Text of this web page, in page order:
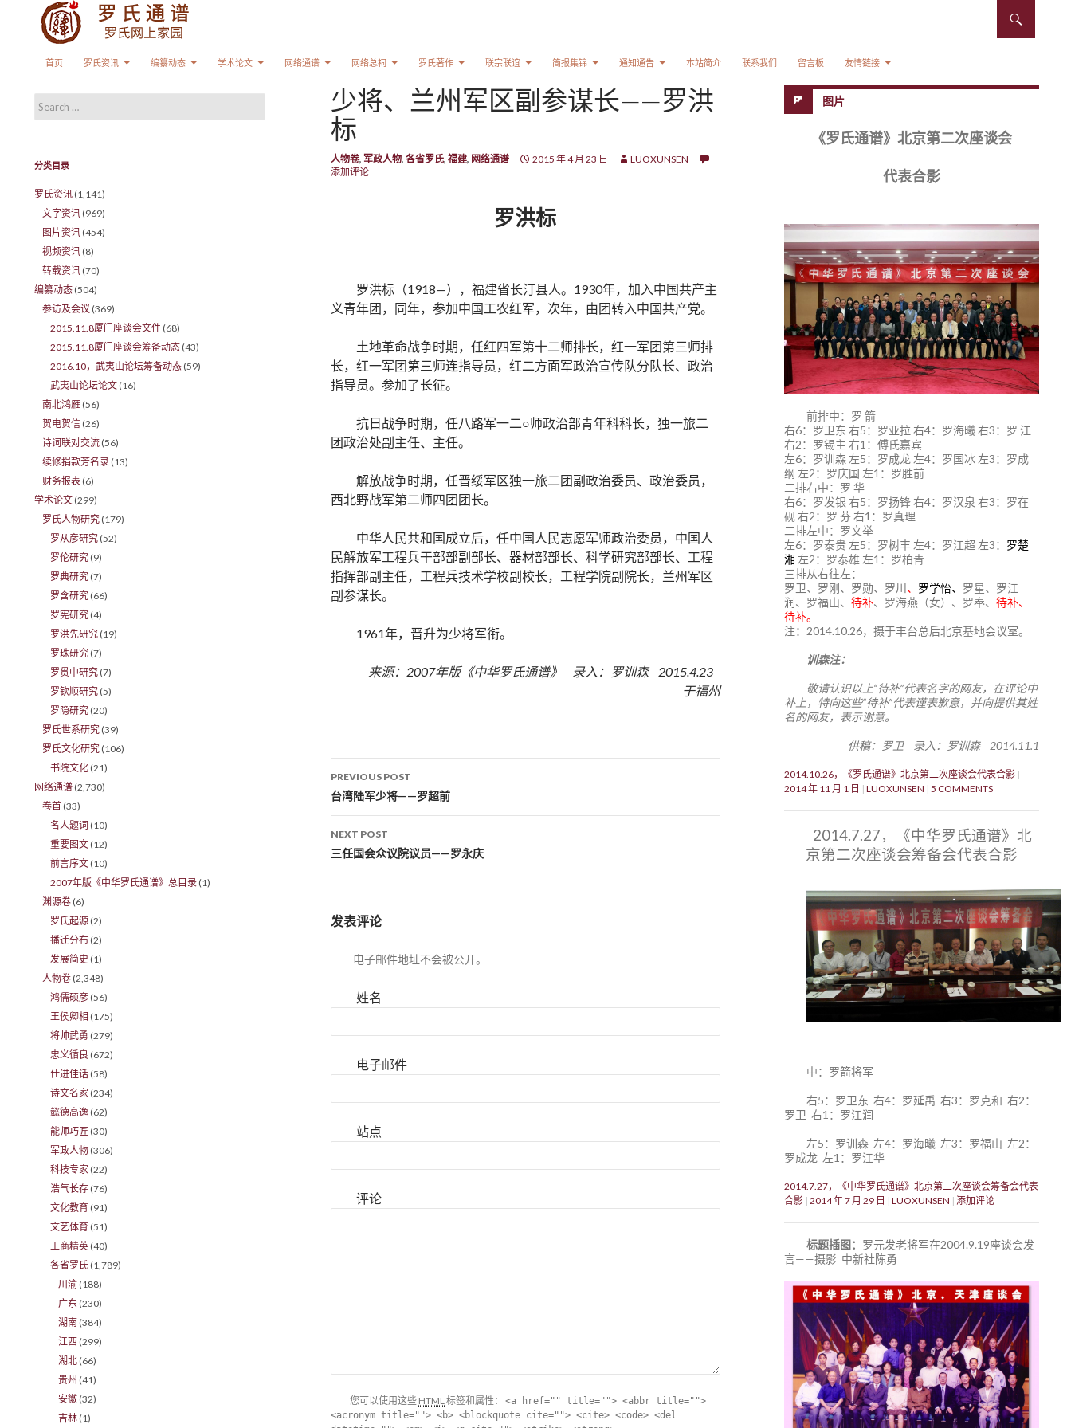
首页
罗氏资讯 编纂动态 学术论文 网络通谱 网络总祠 罗氏著作 联宗联谊 简报集锦 通知通告 本站简介 联系我们 留言板 友情链接
少将、兰州军区副参谋长——罗洪
标
人物卷, 军政人物, 各省罗氏, 福建, 网络通谱 2015 年 4 月 23 日
LUOXUNSEN
添加评论
罗洪标
罗洪标（1918—），福建省长汀县人。1930年，加入中国共产主
义青年团，同年，参加中国工农红军，次年，由团转入中国共产党。
土地革命战争时期，任红四军第十二师排长，红一军团第三师排
长，红一军团第三师连指导员，红二方面军政治宣传队分队长、政治
指导员。参加了长征。
抗日战争时期，任八路军一二○师政治部青年科科长，独一旅二
团政治处副主任、主任。
解放战争时期，任晋绥军区独一旅二团副政治委员、政治委员，
西北野战军第二师四团团长。
中华人民共和国成立后，任中国人民志愿军师政治委员，中国人
民解放军工程兵干部部副部长、器材部部长、科学研究部部长、工程
指挥部副主任，工程兵技术学校副校长，工程学院副院长，兰州军区
副参谋长。
1961年，晋升为少将军衔。
来源：2007年版《中华罗氏通谱》 录入：罗训森 2015.4.23
于福州
Post navigation
PREVIOUS POST
台湾陆军少将——罗超前
NEXT POST
三任国会众议院议员——罗永庆
发表评论
电子邮件地址不会被公开。
姓名
电子邮件
站点
评论
您可以使用这些 HTML标签和属性： <a href="" title=""> <abbr title="">
<acronym title=""> <b> <blockquote cite=""> <cite> <code> <del
图片
《罗氏通谱》北京第二次座谈会
代表合影
前排中：罗 箭
右6：罗卫东 右5：罗亚拉 右4：罗海曦 右3：罗 江
右2：罗锡主 右1：傅氏嘉宾
左6：罗训森 左5：罗成龙 左4：罗国冰 左3：罗成
纲 左2：罗庆国 左1：罗胜前
二排右中：罗 华
右6：罗发银 右5：罗扬锋 右4：罗汉泉 右3：罗在
砚 右2：罗 芬 右1：罗真理
二排左中：罗文举
左6：罗泰贵 左5：罗树丰 左4：罗江超 左3： 罗楚
湘 左2：罗泰雄 左1：罗柏青
三排从右往左：
罗卫、罗刚、罗勋、罗川、 罗学怡、 罗星、罗江
润、罗福山、 待补、罗海燕（女）、罗奉、 待补、
待补。
注：2014.10.26，摄于丰台总后北京基地会议室。
训森注：
敬请认识以上“待补”代表名字的网友，在评论中
补上，特向这些“待补”代表谨表歉意，并向提供其姓
名的网友，表示谢意。
供稿：罗卫 录入：罗训森 2014.11.1
2014.10.26，《罗氏通谱》北京第二次座谈会代表合影
2014 年 11 月 1 日
LUOXUNSEN 5 COMMENTS
2014.7.27，《中华罗氏通谱》北
京第二次座谈会筹备会代表合影
中：罗箭将军
右5：罗卫东 右4：罗延禹 右3：罗克和 右2：
罗卫 右1：罗江润
左5：罗训森 左4：罗海曦 左3：罗福山 左2：
罗成龙 左1：罗江华
2014.7.27，《中华罗氏通谱》北京第二次座谈会筹备会代表
合影 2014 年 7 月 29 日 LUOXUNSEN 添加评论
标题插图： 罗元发老将军在2004.9.19座谈会发
言——摄影 中新社陈勇
Search for:
分类目录
罗氏资讯 (1,141)
文字资讯 (969)
图片资讯 (454)
视频资讯 (8)
转载资讯 (70)
编纂动态 (504)
参访及会议 (369)
2015.11.8厦门座谈会文件 (68)
2015.11.8厦门座谈会筹备动态 (43)
2016.10，武夷山论坛筹备动态 (59)
武夷山论坛论文 (16)
南北鸿雁 (56)
贺电贺信 (26)
诗词联对交流 (56)
续修捐款芳名录 (13)
财务报表 (6)
学术论文 (299)
罗氏人物研究 (179)
罗从彦研究 (52)
罗伦研究 (9)
罗典研究 (7)
罗含研究 (66)
罗宪研究 (4)
罗洪先研究 (19)
罗珠研究 (7)
罗贯中研究 (7)
罗钦顺研究 (5)
罗隐研究 (20)
罗氏世系研究 (39)
罗氏文化研究 (106)
书院文化 (21)
网络通谱 (2,730)
卷首 (33)
名人题词 (10)
重要图文 (12)
前言序文 (10)
2007年版《中华罗氏通谱》总目录 (1)
渊源卷 (6)
罗氏起源 (2)
播迁分布 (2)
发展简史 (1)
人物卷 (2,348)
鸿儒硕彦 (56)
王侯卿相 (175)
将帅武勇 (279)
忠义循良 (672)
仕进佳话 (58)
诗文名家 (234)
懿德高逸 (62)
能师巧匠 (30)
军政人物 (306)
科技专家 (22)
浩气长存 (76)
文化教育 (91)
文艺体育 (51)
工商精英 (40)
各省罗氏 (1,789)
川渝 (188)
广东 (230)
湖南 (384)
江西 (299)
湖北 (66)
贵州 (41)
安徽 (32)
吉林 (1)